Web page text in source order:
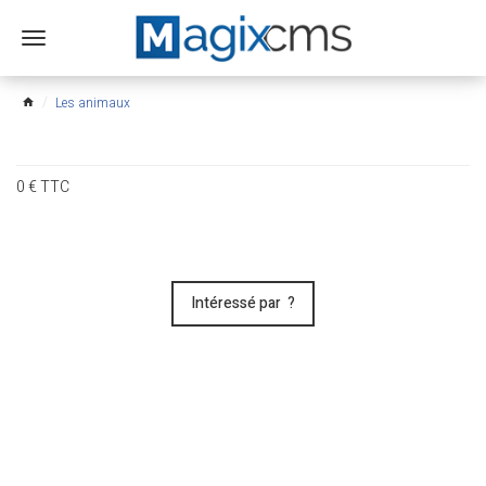
Ouvrir
menu
home Les animaux
0€TTC
Intéressé par ?